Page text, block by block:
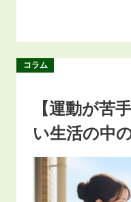
コラム
【運動が苦
い生活の中